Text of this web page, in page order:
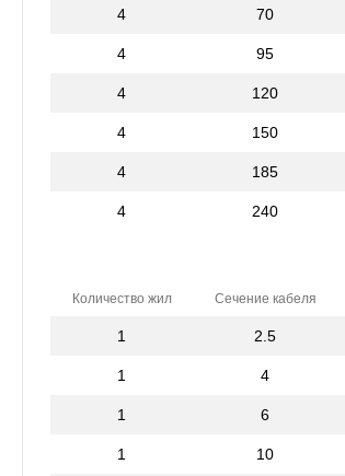
4 70
4 95
4 120
4 150
4 185
4 240
Количество жил Сечение кабеля
1 2.5
1 4
1 6
1 10